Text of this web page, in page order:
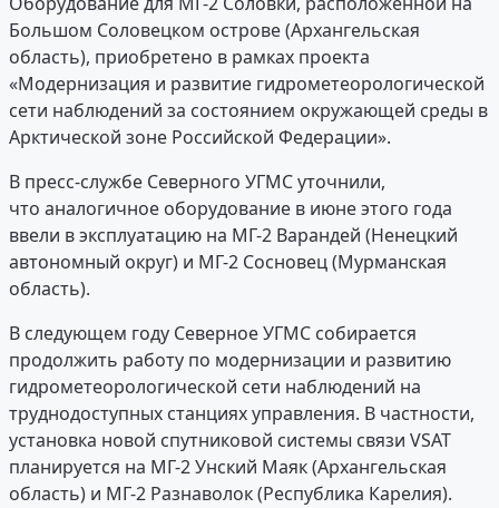
Большом Соловецком острове (Архангельская
область), приобретено в рамках проекта
«Модернизация и развитие гидрометеорологической
сети наблюдений за состоянием окружающей среды в
Арктической зоне Российской Федерации».
В пресс-службе Северного УГМС уточнили,
что аналогичное оборудование в июне этого года
ввели в эксплуатацию на МГ-2 Варандей (Ненецкий
автономный округ) и МГ-2 Сосновец (Мурманская
область).
В следующем году Северное УГМС собирается
продолжить работу по модернизации и развитию
гидрометеорологической сети наблюдений на
труднодоступных станциях управления. В частности,
установка новой спутниковой системы связи VSAT
планируется на МГ-2 Унский Маяк (Архангельская
область) и МГ-2 Разнаволок (Республика Карелия).